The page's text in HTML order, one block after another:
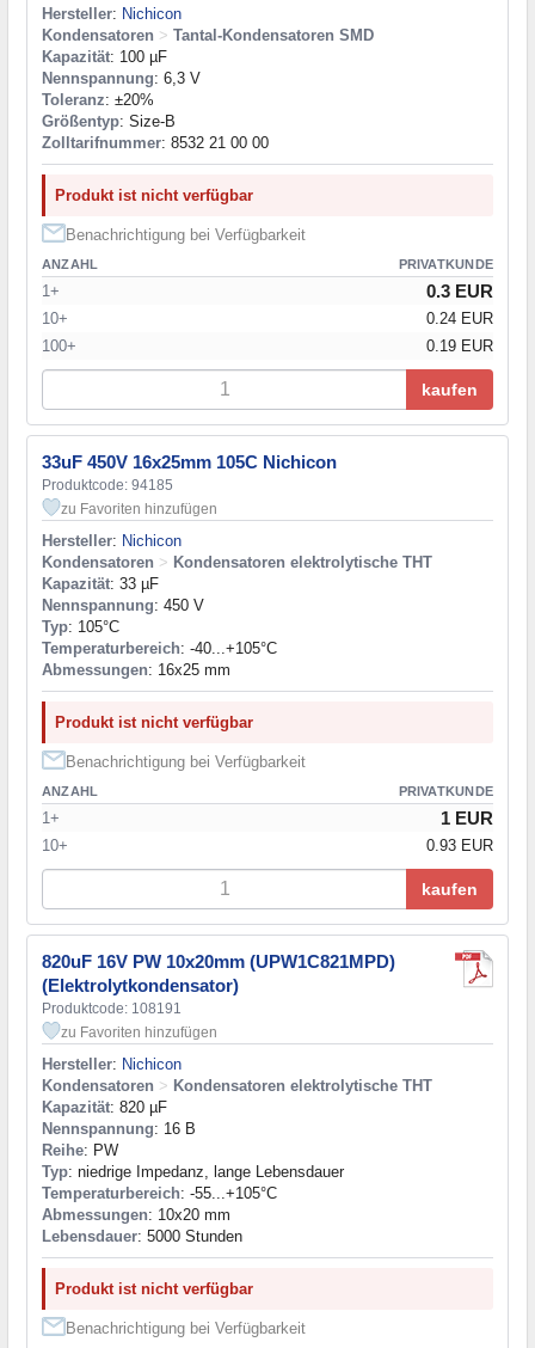
Hersteller: Nichicon
Kondensatoren > Tantal-Kondensatoren SMD
Kapazität: 100 µF
Nennspannung: 6,3 V
Toleranz: ±20%
Größentyp: Size-B
Zolltarifnummer: 8532 21 00 00
Produkt ist nicht verfügbar
Benachrichtigung bei Verfügbarkeit
ANZAHL PRIVATKUNDE
1+ 0.3 EUR
10+
0.24 EUR
100+
0.19 EUR
kaufen
33uF 450V 16x25mm 105C Nichicon
Produktcode: 94185
zu Favoriten hinzufügen
Hersteller: Nichicon
Kondensatoren > Kondensatoren elektrolytische THT
Kapazität: 33 µF
Nennspannung: 450 V
Typ: 105°C
Temperaturbereich: -40...+105°C
Abmessungen: 16x25 mm
Produkt ist nicht verfügbar
Benachrichtigung bei Verfügbarkeit
ANZAHL PRIVATKUNDE
1+ 1 EUR
10+ 0.93 EUR
kaufen
820uF 16V PW 10x20mm (UPW1C821MPD)
(Elektrolytkondensator)
Produktcode: 108191
zu Favoriten hinzufügen
Hersteller: Nichicon
Kondensatoren > Kondensatoren elektrolytische THT
Kapazität: 820 µF
Nennspannung: 16 В
Reihe: PW
Typ: niedrige Impedanz, lange Lebensdauer
Temperaturbereich: -55...+105°C
Abmessungen: 10x20 mm
Lebensdauer: 5000 Stunden
Produkt ist nicht verfügbar
Benachrichtigung bei Verfügbarkeit